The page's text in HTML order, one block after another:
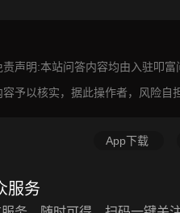
责声明:本站问答内容均由入驻叩
容予以核实，据此操作者，风险自
App下载
服务